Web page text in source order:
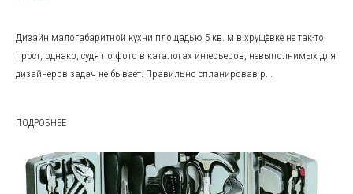
Дизайн малогабаритной кухни площадью 5 кв. м в хрущёвке не так-то
прост, однако, судя по фото в каталогах интерьеров, невыполнимых для
дизайнеров задач не бывает. Правильно спланировав р...
ПОДРОБНЕЕ